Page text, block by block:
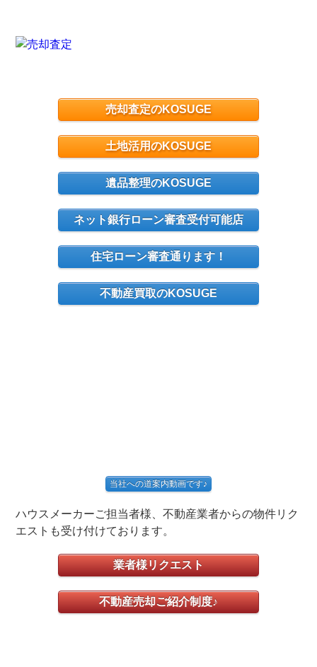
売却査定のKOSUGE
土地活用のKOSUGE
遺品整理のKOSUGE
ネット銀行ローン審査受付可能店
住宅ローン審査通ります！
不動産買取のKOSUGE
当社への道案内動画です♪
ハウスメーカーご担当者様、不動産業者からの物件リク
エストも受け付けております。
業者様リクエスト
不動産売却ご紹介制度♪